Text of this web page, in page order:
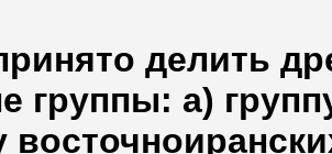
делить
группы: а)